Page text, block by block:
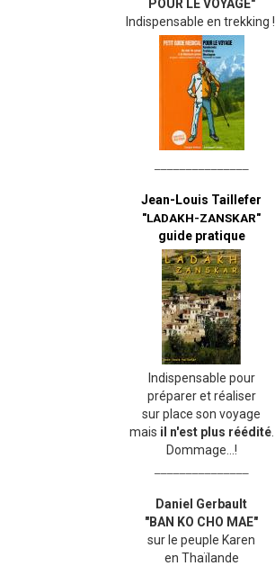
POUR LE VOYAGE"
Indispensable en trekking !
Jean-Louis Taillefer
"LADAKH-ZANSKAR"
guide pratique
Indispensable pour
préparer et réaliser
sur place son voyage
mais il n'est plus réédité.
Dommage...!
Daniel Gerbault
"BAN KO CHO MAE"
sur le peuple Karen
en Thaïlande